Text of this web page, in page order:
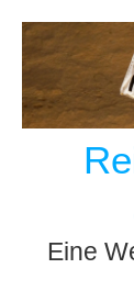
content
Eine